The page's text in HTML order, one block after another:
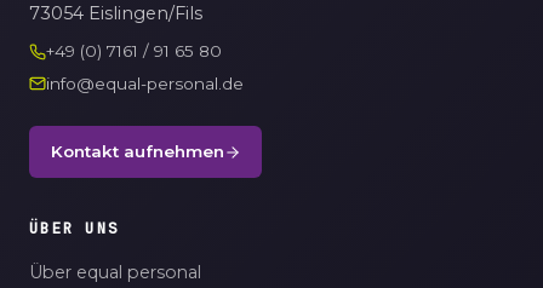
73054 Eislingen/Fils
+49 (0) 7161 / 91 65 80
info@equal-personal.de
Kontakt aufnehmen
ÜBER UNS
Über equal personal